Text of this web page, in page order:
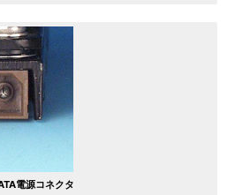
電源コネクタ